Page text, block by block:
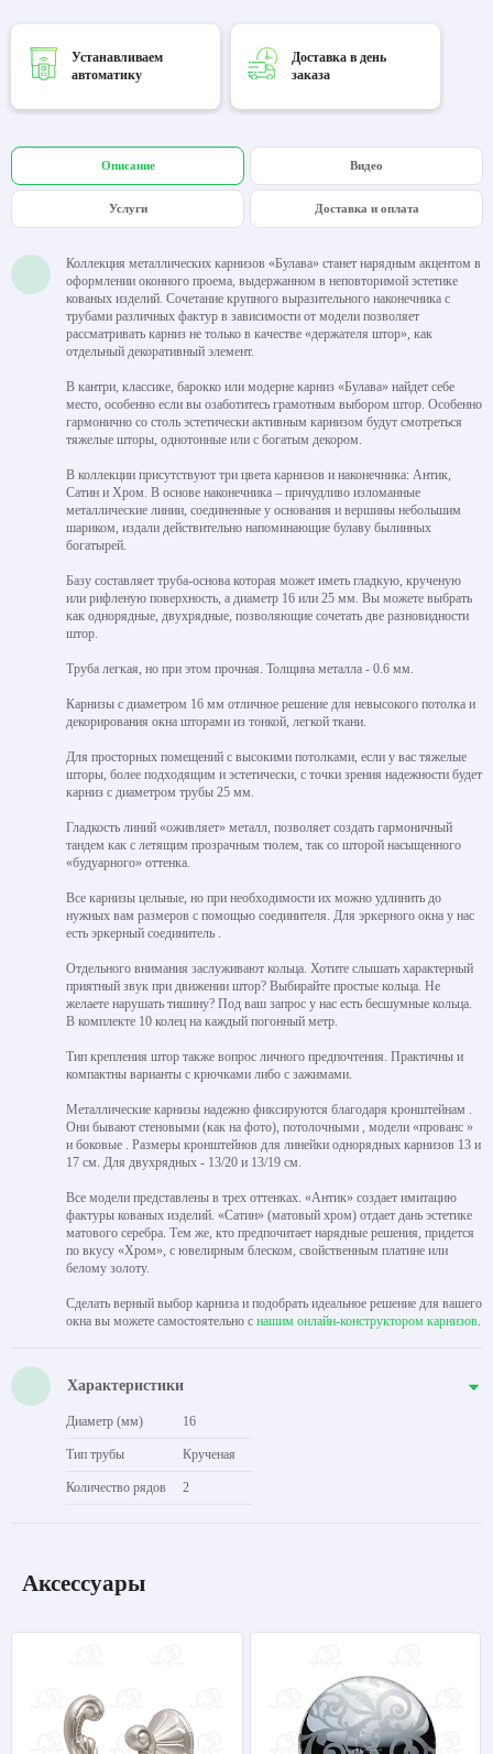
Устанавливаем
автоматику
Доставка в день
заказа
Описание Видео
Услуги Доставка и оплата
Коллекция металлических карнизов «Булава» станет нарядным акцентом в
оформлении оконного проема, выдержанном в неповторимой эстетике
кованых изделий. Сочетание крупного выразительного наконечника с
трубами различных фактур в зависимости от модели позволяет
рассматривать карниз не только в качестве «держателя штор», как
отдельный декоративный элемент.
В кантри, классике, барокко или модерне карниз «Булава» найдет себе
место, особенно если вы озаботитесь грамотным выбором штор. Особенно
гармонично со столь эстетически активным карнизом будут смотреться
тяжелые шторы, однотонные или с богатым декором.
В коллекции присутствуют три цвета карнизов и наконечника: Антик,
Сатин и Хром. В основе наконечника – причудливо изломанные
металлические линии, соединенные у основания и вершины небольшим
шариком, издали действительно напоминающие булаву былинных
богатырей.
Базу составляет труба-основа которая может иметь гладкую, крученую
или рифленую поверхность, а диаметр 16 или 25 мм. Вы можете выбрать
как однорядные, двухрядные, позволяющие сочетать две разновидности
штор.
Труба легкая, но при этом прочная. Толщина металла - 0.6 мм.
Карнизы с диаметром 16 мм отличное решение для невысокого потолка и
декорирования окна шторами из тонкой, легкой ткани.
Для просторных помещений с высокими потолками, если у вас тяжелые
шторы, более подходящим и эстетически, с точки зрения надежности будет
карниз с диаметром трубы 25 мм.
Гладкость линий «оживляет» металл, позволяет создать гармоничный
тандем как с летящим прозрачным тюлем, так со шторой насыщенного
«будуарного» оттенка.
Все карнизы цельные, но при необходимости их можно удлинить до
нужных вам размеров с помощью соединителя. Для эркерного окна у нас
есть эркерный соединитель .
Отдельного внимания заслуживают кольца. Хотите слышать характерный
приятный звук при движении штор? Выбирайте простые кольца. Не
желаете нарушать тишину? Под ваш запрос у нас есть бесшумные кольца.
В комплекте 10 колец на каждый погонный метр.
Тип крепления штор также вопрос личного предпочтения. Практичны и
компактны варианты с крючками либо с зажимами.
Металлические карнизы надежно фиксируются благодаря кронштейнам .
Они бывают стеновыми (как на фото), потолочными , модели «прованс »
и боковые . Размеры кронштейнов для линейки однорядных карнизов 13 и
17 см. Для двухрядных - 13/20 и 13/19 см.
Все модели представлены в трех оттенках. «Антик» создает имитацию
фактуры кованых изделий. «Сатин» (матовый хром) отдает дань эстетике
матового серебра. Тем же, кто предпочитает нарядные решения, придется
по вкусу «Хром», с ювелирным блеском, свойственным платине или
белому золоту.
Сделать верный выбор карниза и подобрать идеальное решение для вашего
окна вы можете самостоятельно с нашим онлайн-конструктором карнизов.
Характеристики
Диаметр (мм) 16
Тип трубы Крученая
Количество рядов 2
Аксессуары